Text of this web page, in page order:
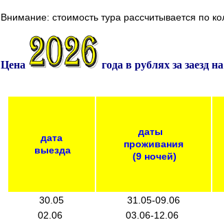
Внимание: стоимость тура рассчитывается по
Цена года в рублях за заезд
дата
выезда
даты
проживания
(9 ночей)
30.05
31.05-09.06
02.06
03.06-12.06